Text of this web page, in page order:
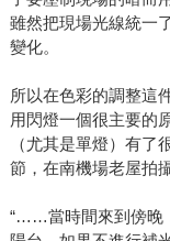
雖然把現場光線統一
變化。
所以在色彩的調整這
用閃燈一個很主要的
（尤其是單燈）有
節，在南機場老屋拍
“……當時間來到傍晚